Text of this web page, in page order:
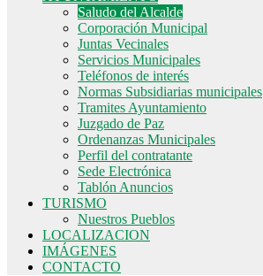
Saludo del Alcalde
Corporación Municipal
Juntas Vecinales
Servicios Municipales
Teléfonos de interés
Normas Subsidiarias municipales
Tramites Ayuntamiento
Juzgado de Paz
Ordenanzas Municipales
Perfil del contratante
Sede Electrónica
Tablón Anuncios
TURISMO
Nuestros Pueblos
LOCALIZACION
IMÁGENES
CONTACTO